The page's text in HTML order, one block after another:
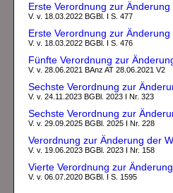
Erste Verordnung zur
V. v. 18.03.2022 BGBl. I S. 477
Erste Verordnung zur
V. v. 18.03.2022 BGBl. I S. 476
Fünfte Verordnung zur
V. v. 28.06.2021 BAnz AT 28.06.2021 V2
Sechste Verordnung zur
V. v. 24.11.2023 BGBl. 2023 I Nr. 323
Sechste Verordnung zur
V. v. 29.09.2025 BGBl. 2025 I Nr. 228
Verordnung zur Änderung der
V. v. 19.06.2023 BGBl. 2023 I Nr. 158
Vierte Verordnung zur
V. v. 06.07.2020 BGBl. I S. 1595